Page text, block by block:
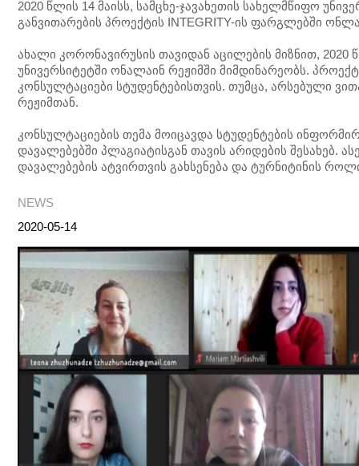
2020 წლის 14 მაისს, სამცხე-ჯავახეთის სახელმწიფო
განვითარების პროექტის INTEGRITY-ის ფარგლებში
ახალი კორონავირუსის თავიდან აცილების მიზნით, 2020
უნივერსიტეტში ონალაინ რეჟიმში მიმდინარეობს.
კონსულტაციები სტუდენტებისთვის. თუმცა, არსებული
რეჟიმთან.
კონსულტაციების თემა მოიცავდა სტუდენტების
დავალებებში პლაგიატისგან თავის არიდების შესახებ.
დავალებების ატვირთვის გახსენება და ტურნიტინის
NEWS
2020-05-14
Post
navigation
navigation